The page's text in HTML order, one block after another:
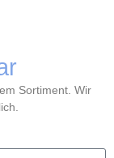
Sortiment. Wir